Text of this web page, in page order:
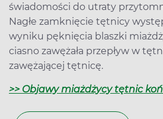
świadomości do utraty
Nagłe zamknięcie tętnicy
wyniku pęknięcia blaszki
ciasno zawężała przepływ w
zawężającej tętnicę.
>> Objawy miażdżycy tętnic